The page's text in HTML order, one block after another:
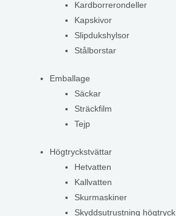
Kardborrerondeller
Kapskivor
Slipdukshylsor
Stålborstar
Emballage
Säckar
Sträckfilm
Tejp
Högtryckstvättar
Hetvatten
Kallvatten
Skurmaskiner
Skyddsutrustning högtryck